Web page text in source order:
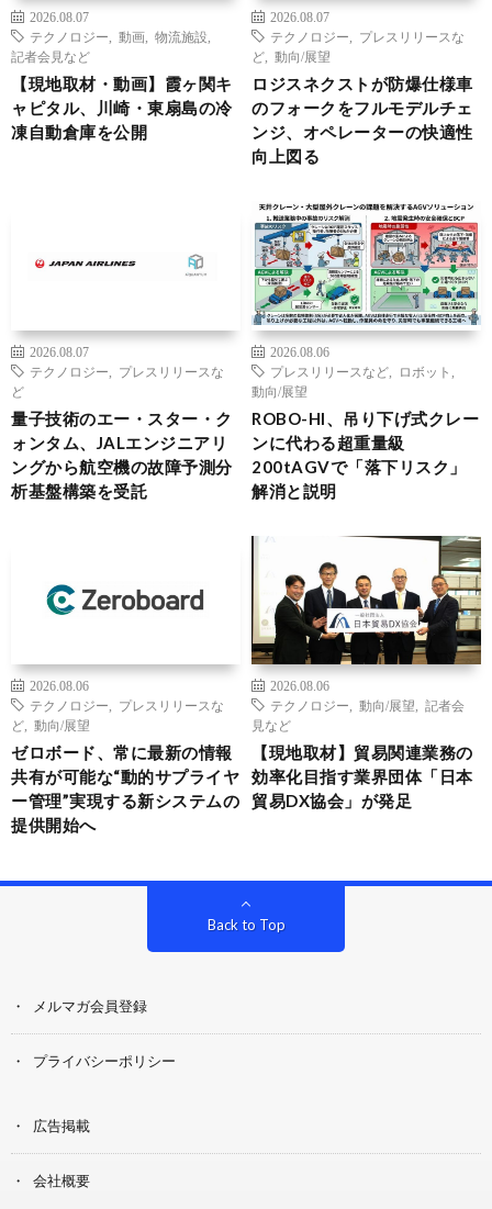
2026.08.07
テクノロジー
動画 物流施設
記者会見など
【現地取材・動画】霞ヶ関キ
ャピタル、川崎・東扇島の冷
凍自動倉庫を公開
2026.08.07
テクノロジー
プレスリリースな
ど
動向/展望
ロジスネクストが防爆仕様車
のフォークをフルモデルチェ
ンジ、オペレーターの快適性
向上図る
2026.08.07
テクノロジー
プレスリリースな
ど
量子技術のエー・スター・ク
ォンタム、JALエンジニアリ
ングから航空機の故障予測分
析基盤構築を受託
2026.08.06
プレスリリースなど
ロボット
動向/展望
ROBO-HI、吊り下げ式クレー
ンに代わる超重量級
200tAGVで「落下リスク」
解消と説明
2026.08.06
テクノロジー
プレスリリースな
ど
動向/展望
ゼロボード、常に最新の情報
共有が可能な“動的サプライヤ
ー管理”実現する新システムの
提供開始へ
2026.08.06
テクノロジー
動向/展望
記者会
見など
【現地取材】貿易関連業務の
効率化目指す業界団体「日本
貿易DX協会」が発足
Back to Top
メルマガ会員登録
プライバシーポリシー
広告掲載
会社概要